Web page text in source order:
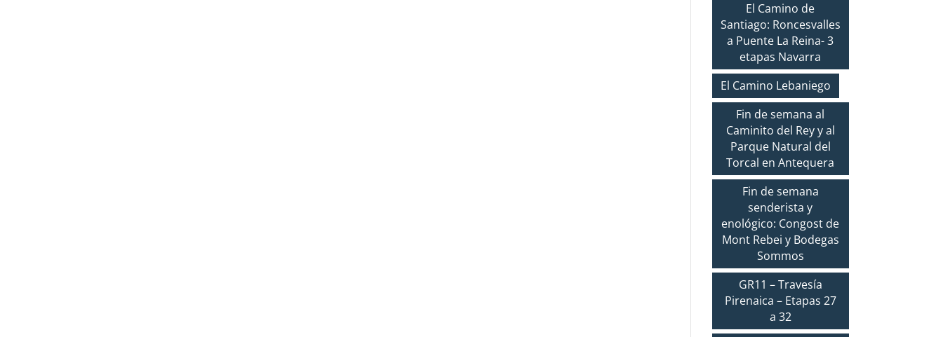
El Camino de
Santiago: Roncesvalles
a Puente La Reina- 3
etapas Navarra
El Camino Lebaniego
Fin de semana al
Caminito del Rey y al
Parque Natural del
Torcal en Antequera
Fin de semana
senderista y
enológico: Congost de
Mont Rebei y Bodegas
Sommos
GR11 – Travesía
Pirenaica – Etapas 27
a 32